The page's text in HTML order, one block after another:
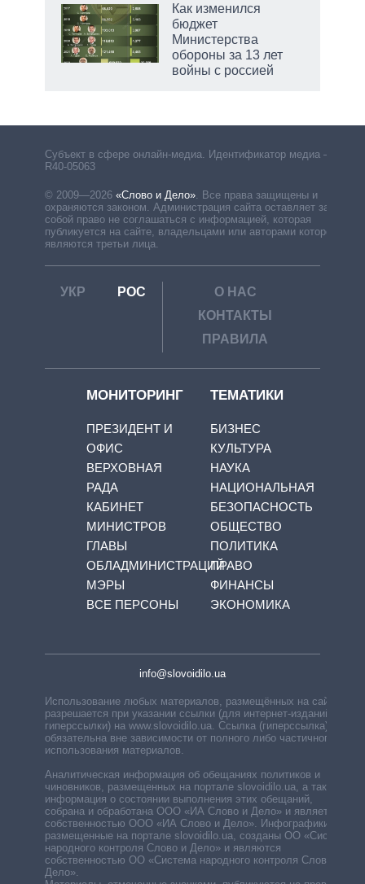
Как изменился
бюджет
Министерства
обороны за 13 лет
войны с россией
Субъект в сфере онлайн-медиа. Идентификатор медиа –
R40-05063
© 2009—2026 «Слово и Дело» Все права защищены и
охраняются законом. Администрация сайта оставляет за
собой право не соглашаться с информацией, которая
публикуется на сайте, владельцами или авторами которой
являются третьи лица.
УКР РОС
О НАС
КОНТАКТЫ
ПРАВИЛА
МОНИТОРИНГ
ПРЕЗИДЕНТ И
ОФИС
ВЕРХОВНАЯ
РАДА
КАБИНЕТ
МИНИСТРОВ
ГЛАВЫ
ОБЛАДМИНИСТРАЦИЙ
МЭРЫ
ВСЕ ПЕРСОНЫ
ТЕМАТИКИ
БИЗНЕС
КУЛЬТУРА
НАУКА
НАЦИОНАЛЬНАЯ
БЕЗОПАСНОСТЬ
ОБЩЕСТВО
ПОЛИТИКА
ПРАВО
ФИНАНСЫ
ЭКОНОМИКА
info@slovoidilo.ua
Использование любых материалов, размещённых на сайте,
разрешается при указании ссылки (для интернет-изданий —
гиперссылки) на www.slovoidilo.ua. Ссылка (гиперссылка)
обязательна вне зависимости от полного либо частичного
использования материалов.
Аналитическая информация об обещаниях политиков и
чиновников, размещенных на портале slovoidilo.ua, а также
информация о состоянии выполнения этих обещаний,
собрана и обработана ООО «ИА Слово и Дело» и является
собственностью ООО «ИА Слово и Дело». Инфографики,
размещенные на портале slovoidilo.ua, созданы ОО «Система
народного контроля Слово и Дело» и являются
собственностью ОО «Система народного контроля Слово и
Дело».